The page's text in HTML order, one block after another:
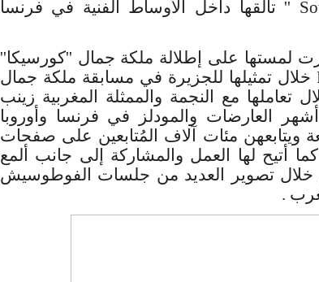
'' تألقها داخل الأوساط الفنية في فرنسا
لمستها على إطلالة ملكة جمال ''كورسيكا''
خلال تمثيلها للجزيرة في مسابقة ملكة جمال
مع النجمة والممثلة المغربية زينب
أشهر العارضات والمودلز في فرنسا وأوروبا
ويتابعهن مئات آلاف المُتابعين على صفحات
أتيح لها العمل والمشاركة إلى جانب ألمع
خلال تصوير العديد من جلسات الفوطوسيش
.